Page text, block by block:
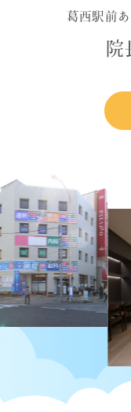
葛西駅前